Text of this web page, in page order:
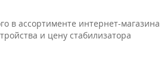
в ассортименте интернет-магазина
и цену стабилизатора